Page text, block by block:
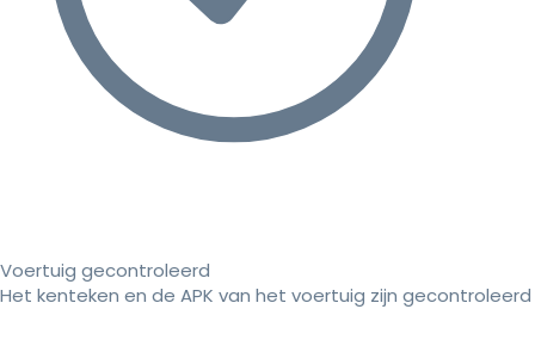
Voertuig gecontroleerd
Het kenteken en de APK van het voertuig zijn gecontroleerd